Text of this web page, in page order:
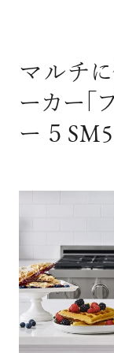
マルチに
ーカー「
ー ５